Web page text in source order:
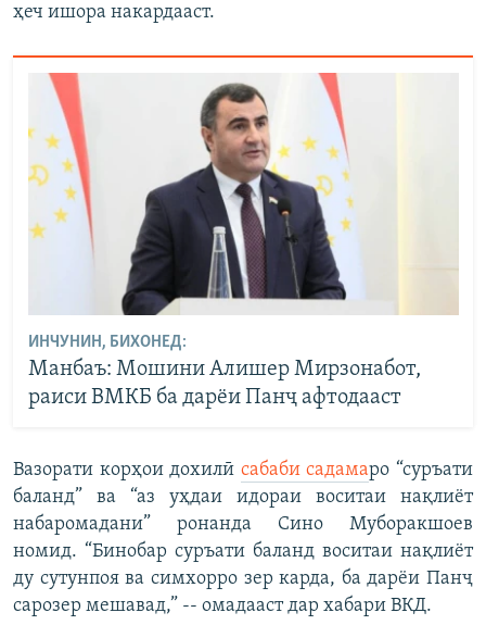
ҳеч ишора накардааст.
ИНЧУНИН, БИХОНЕД:
Манбаъ: Мошини Алишер Мирзонабот,
раиси ВМКБ ба дарёи Панҷ афтодааст
Вазорати корҳои дохилӣ сабаби садамаро “суръати
баланд” ва “аз уҳдаи идораи воситаи нақлиёт
набаромадани” ронанда Сино Муборакшоев
номид. “Бинобар суръати баланд воситаи нақлиёт
ду сутунпоя ва симхорро зер карда, ба дарёи Панҷ
сарозер мешавад,” -- омадааст дар хабари ВКД.